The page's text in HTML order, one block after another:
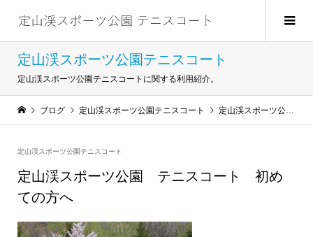
定山渓スポーツ公園テニスコート
定山渓スポーツ公園テニスコートに関する利用紹介。
ブログ 定山渓スポーツ公園テニスコート 定山渓スポーツ公園 テニスコート 初めての方へ
定山渓スポーツ公園テニスコート
定山渓スポーツ公園 テニスコート 初め
ての方へ